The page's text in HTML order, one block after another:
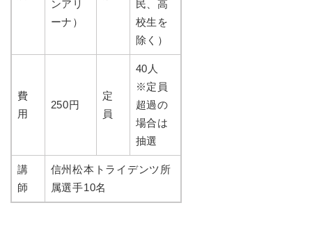
ンアリ
ーナ）
民、高
校生を
除く）
費
用
250円
定
員
40人
※定員
超過の
場合は
抽選
講
師
信州松本トライデンツ所
属選手10名